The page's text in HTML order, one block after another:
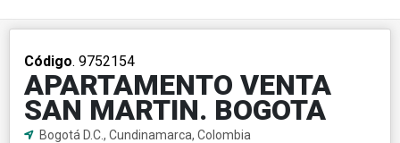
Código. 9752154
APARTAMENTO VENTA
SAN MARTIN. BOGOTA
Bogotá D.C., Cundinamarca, Colombia